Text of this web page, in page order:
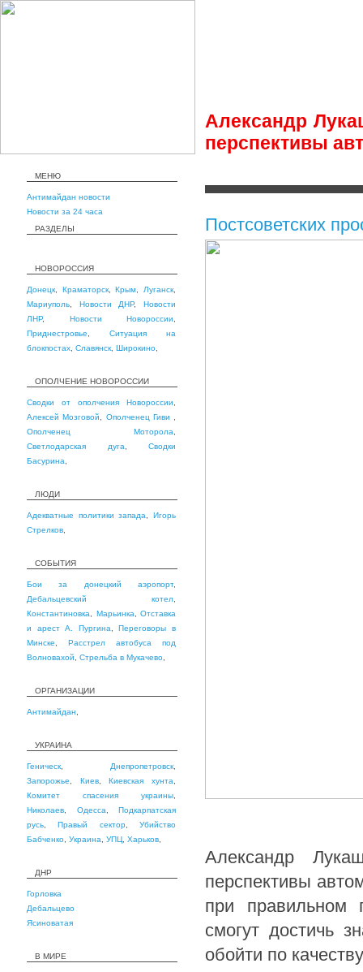
Александр
перспективы
МЕНЮ
Антимайдан новости
Новости за 24 часа
РАЗДЕЛЫ
НОВОРОССИЯ
Донецк Краматорск,Крым Луганск
Мариуполь
Новости ДНР,Новости
ЛНР, Новости Новороссии
Приднестровье
Ситуация на
блокпостах Славянск Широкино
ОПОЛЧЕНИЕ НОВОРОССИИ
Сводки от ополчения Новороссии
Алексей Мозговой
Ополченец Гиви
Ополченец Моторола
Светлодарская дуга
Сводки
Басурина
ЛЮДИ
Адекватные политики запада ,Игорь
Стрелков
СОБЫТИЯ
Бои за донецкий аэропорт,
Дебальцевский котел
Константиновка
Марьинка
Отставка
и арест А. Пургина ,Переговоры в
Минске
Расстрел автобуса под
Волновахой
Стрельба в Мукачево
ОРГАНИЗАЦИИ
Антимайдан
УКРАИНА
Геническ Днепропетровск
Запорожье
Киев,Киевская хунта
Комитет спасения украины
Николаев
Одесса
Подкарпатская
русь ,Правый сектор,Убийство
Бабченко Украина УПЦ Харьков
ДНР
Горловка
Дебальцево
Ясиноватая
В МИРЕ
Постсоветских
Александр
перспективы
при правильном
смогут достичь
обойти по